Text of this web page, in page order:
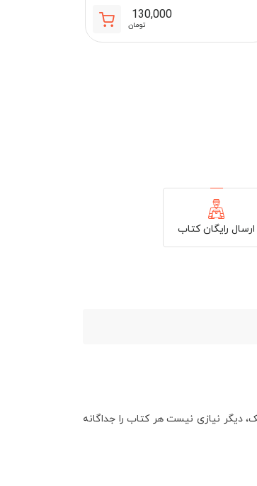
130,000
تومان
ارسال رایگان کتاب
دیگر نیازی نیست هر کتاب را جداگانه